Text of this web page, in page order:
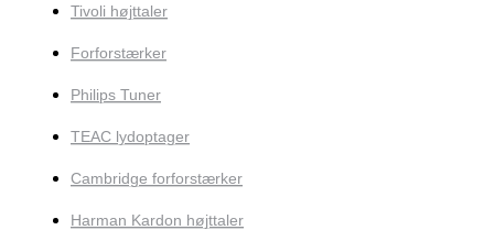
Tivoli højttaler
Forforstærker
Philips Tuner
TEAC lydoptager
Cambridge forforstærker
Harman Kardon højttaler